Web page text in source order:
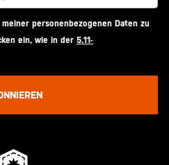
personenbezogenen Daten zu
ein, wie in der 5.11-